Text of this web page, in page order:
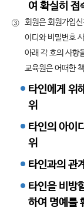
여 확실히 접
③
회원은 회원가입
이디와 비밀번호
아래 각 호의 사항
교육원은 어떠한
타인에게 위
위
타인의 아이
위
타인과의 관
타인을 비방
하여 명예를